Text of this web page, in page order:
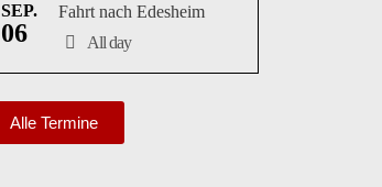
SEP.
06
Fahrt nach Edesheim
All day
Alle Termine